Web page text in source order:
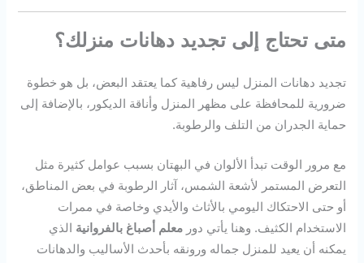
متى تحتاج إلى تجديد دهانات منزلك؟
تجديد دهانات المنزل ليس رفاهية كما يعتقد البعض، بل هو خطوة
ضرورية للمحافظة على مظهر المنزل وأناقة الديكور، بالإضافة إلى
حماية الجدران من التلف والرطوبة.
مع مرور الوقت تبدأ الألوان في البهتان بسبب عوامل كثيرة مثل
التعرض المستمر لأشعة الشمس، آثار الرطوبة في بعض المناطق،
أو حتى الاحتكاك اليومي بالأثاث والأيدي وخاصة في ممرات
الاستخدام الكثيف. وهنا يأتي دورمعلم أصباغ بالفروانية الذي
يمكنه أن يعيد للمنزل جماله ورونقه بأحدث الأساليب والدهانات